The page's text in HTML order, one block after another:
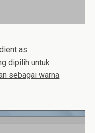
as
dipilih untuk
sebagai warna